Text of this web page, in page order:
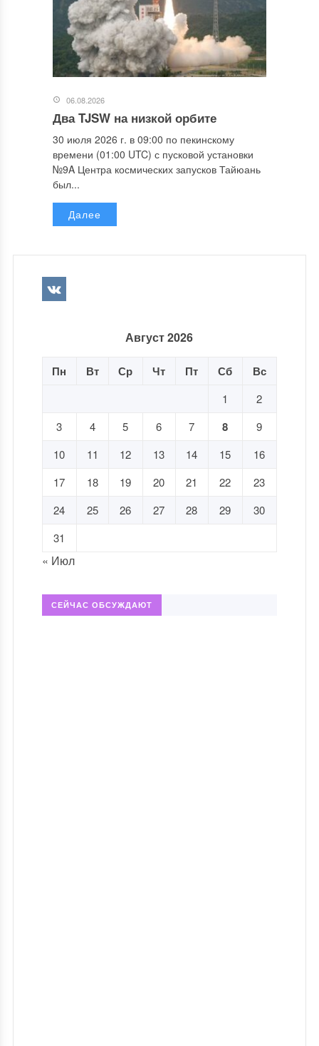
06.08.2026
Два TJSW на низкой орбите
30 июля 2026 г. в 09:00 по пекинскому
времени (01:00 UTC) с пусковой установки
№9A Центра космических запусков Тайюань
был...
Далее
Август 2026
Пн Вт Ср Чт Пт Сб Вс
1
2
3
4 5 6 7 8
9
10
11 12 13 14 15
16
17
18 19 20 21 22
23
24
25 26 27 28 29
30
31
« Июл
СЕЙЧАС ОБСУЖДАЮТ